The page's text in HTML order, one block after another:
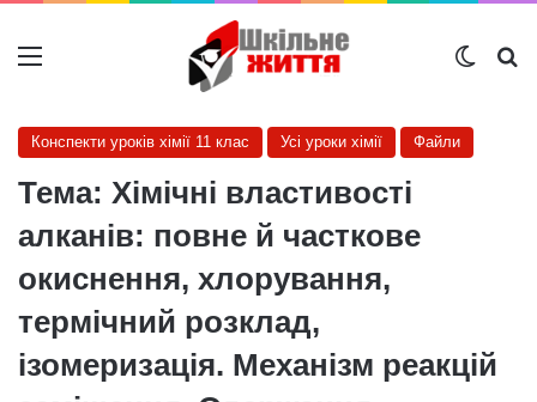
Меню
Конспекти уроків хімії 11 клас Усі уроки хімії Файли
Тема: Хімічні властивості
алканів: повне й часткове
окиснення, хлорування,
термічний розклад,
ізомеризація. Механізм реакцій